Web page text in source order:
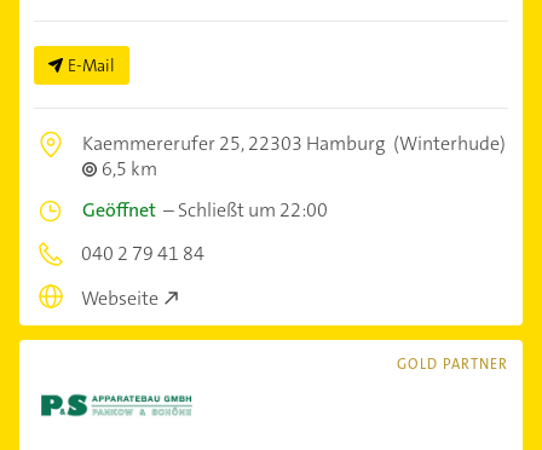
E-Mail
Kaemmererufer 25,22303 Hamburg (Winterhude)
6,5 km
Geöffnet –Schließt um 22:00
040 2 79 41 84
Webseite
GOLD PARTNER